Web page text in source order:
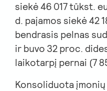
siekė 46 017 tūkst.
d. pajamos siekė 42
bendrasis pelnas
ir buvo 32 proc.
laikotarpį pernai (7
Konsoliduota įmonių